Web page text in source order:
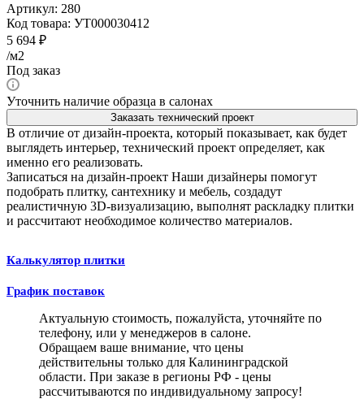
Артикул: 280
Код товара: УТ000030412
5 694 ₽
/м2
Под заказ
Уточнить наличие образца в салонах
Заказать технический проект
В отличие от дизайн-проекта, который показывает, как будет
выглядеть интерьер, технический проект определяет, как
именно его реализовать.
Записаться на дизайн-проект Наши дизайнеры помогут
подобрать плитку, сантехнику и мебель, создадут
реалистичную 3D-визуализацию, выполнят раскладку плитки
и рассчитают необходимое количество материалов.
Калькулятор плитки
График поставок
Актуальную стоимость, пожалуйста, уточняйте по
телефону, или у менеджеров в салоне.
Обращаем ваше внимание, что цены
действительны только для Калининградской
области. При заказе в регионы РФ - цены
рассчитываются по индивидуальному запросу!